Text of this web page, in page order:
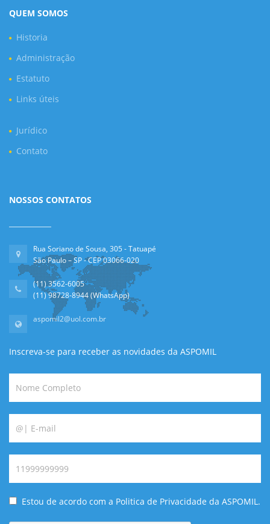
QUEM SOMOS
Historia
Administração
Estatuto
Links úteis
Jurídico
Contato
NOSSOS CONTATOS
Rua Soriano de Sousa, 305 - Tatuapé
São Paulo – SP - CEP 03066-020
(11) 3562-6005
(11) 98728-8944 (WhatsApp)
aspomil2@uol.com.br
Inscreva-se para receber as novidades da ASPOMIL
Estou de acordo com a Politica de Privacidade da ASPOMIL.